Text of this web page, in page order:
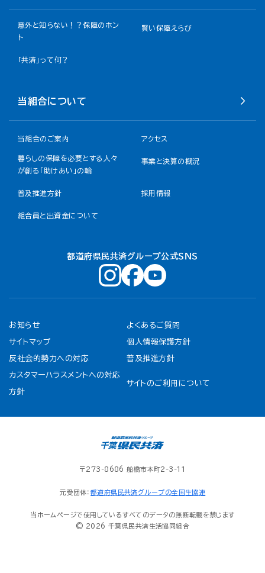
意外と知らない！？保障のホン
ト
賢い保障えらび
「共済」って何？
当組合について
当組合のご案内 アクセス
暮らしの保障を必要とする人々
が創る「助けあい」の輪
事業と決算の概況
普及推進方針 採用情報
組合員と出資金について
都道府県民共済グループ公式ＳＮＳ
お知らせ よくあるご質問
サイトマップ 個人情報保護方針
反社会的勢力への対応 普及推進方針
カスタマーハラスメントへの対応
方針
サイトのご利用について
〒273-8686 船橋市本町2-3-11
元受団体： 都道府県民共済グループの全国生協連
当ホームページで使用しているすべてのデータの無断転載を禁じます
© 2026 千葉県民共済生活協同組合